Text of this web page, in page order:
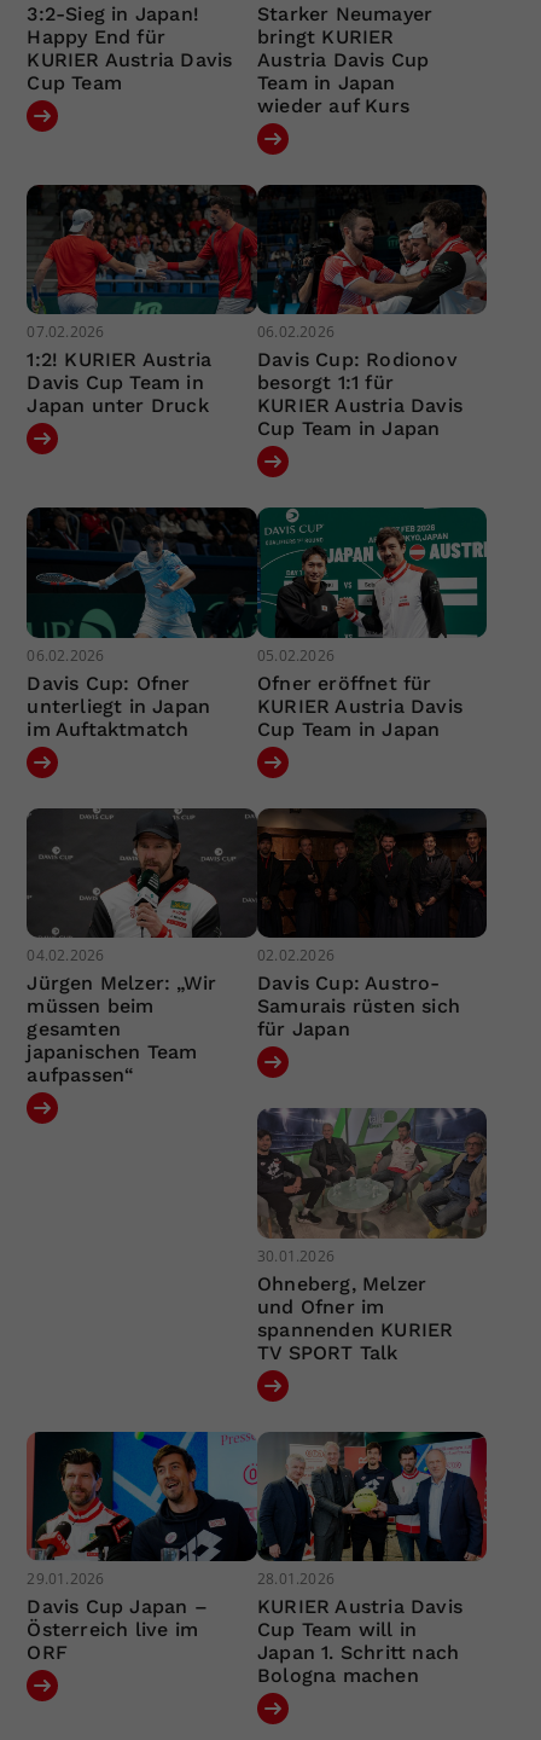
3:2-Sieg in Japan!
Happy End für
KURIER Austria Davis
Cup Team
Starker Neumayer
bringt KURIER
Austria Davis Cup
Team in Japan
wieder auf Kurs
07.02.2026
1:2! KURIER Austria
Davis Cup Team in
Japan unter Druck
06.02.2026
Davis Cup: Rodionov
besorgt 1:1 für
KURIER Austria Davis
Cup Team in Japan
06.02.2026
Davis Cup: Ofner
unterliegt in Japan
im Auftaktmatch
05.02.2026
Ofner eröffnet für
KURIER Austria Davis
Cup Team in Japan
04.02.2026
Jürgen Melzer: „Wir
müssen beim
gesamten
japanischen Team
aufpassen“
02.02.2026
Davis Cup: Austro-
Samurais rüsten sich
für Japan
30.01.2026
Ohneberg, Melzer
und Ofner im
spannenden KURIER
TV SPORT Talk
29.01.2026
Davis Cup Japan –
Österreich live im
ORF
28.01.2026
KURIER Austria Davis
Cup Team will in
Japan 1. Schritt nach
Bologna machen